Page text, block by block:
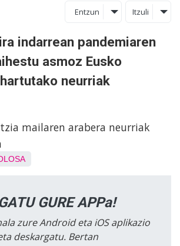
Entzun Itzuli
indarrean pandemiaren
asmoz Eusko
neurriak
mailaren arabera neurriak
GURE APPa!
zure Android eta iOS aplikazio
deskargatu. Bertan